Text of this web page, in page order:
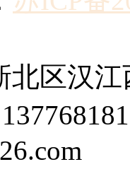
北区汉